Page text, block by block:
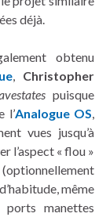
déjà.
obtenu
, Christopher
puisque
l’Analogue OS,
vues jusqu’à
l’aspect « flou »
même
manettes